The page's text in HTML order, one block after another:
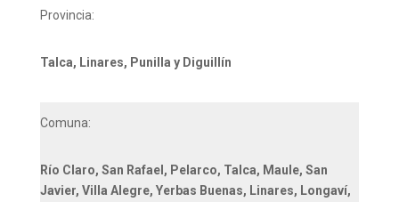
Provincia:
Talca, Linares, Punilla y Diguillín
Comuna:
Río Claro, San Rafael, Pelarco, Talca, Maule, San
Javier, Villa Alegre, Yerbas Buenas, Linares, Longaví,